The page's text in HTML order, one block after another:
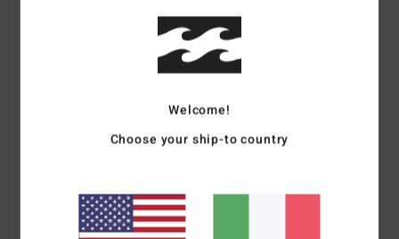
collezione No Fixed Address
poliestere riciclato ed elastan
Tessuto ad elevate prestazioni realizzato con bottiglie di
un tessuto leggero e ad asciugatura rapida
Vestibilità:vestibilità tecnica con pannelli per ridurre le
Welcome!
Choose your ship-to country